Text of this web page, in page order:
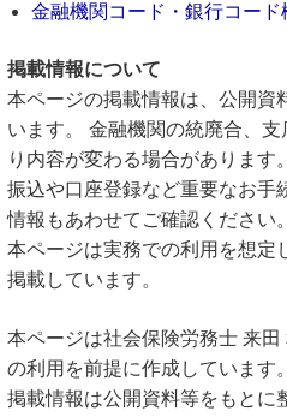
金融機関コード・銀行コード
掲載情報について
本ページの掲載情報は、公開資
います。 金融機関の統廃合、
り内容が変わる場合があります。
振込や口座登録など重要なお手
情報もあわせてご確認ください。
本ページは実務での利用を想定
掲載しています。
本ページは社会保険労務士 来
の利用を前提に作成しています。
掲載情報は公開資料等をもとに